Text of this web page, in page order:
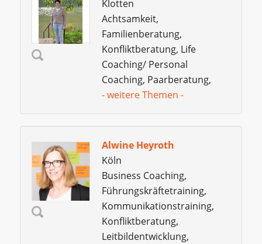
Klotten
Achtsamkeit,
Familienberatung,
Konfliktberatung, Life
Coaching/ Personal
Coaching, Paarberatung,
- weitere Themen -
Alwine Heyroth
Köln
Business Coaching,
Führungskräftetraining,
Kommunikationstraining,
Konfliktberatung,
Leitbildentwicklung,